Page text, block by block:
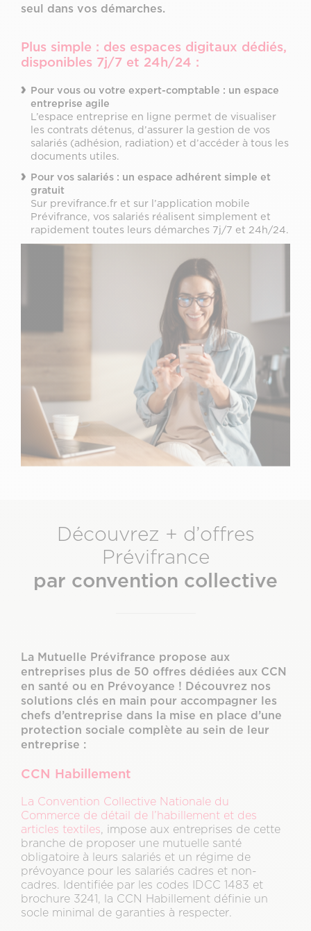
seul dans vos démarches.
Plus simple : des espaces digitaux dédiés,
disponibles 7j/7 et 24h/24 :
Pour vous ou votre expert-comptable : un espace
entreprise agile
L’espace entreprise en ligne permet de visualiser
les contrats détenus, d’assurer la gestion de vos
salariés (adhésion, radiation) et d’accéder à tous les
documents utiles.
Pour vos salariés : un espace adhérent simple et
gratuit
Sur previfrance.fr et sur l’application mobile
Prévifrance, vos salariés réalisent simplement et
rapidement toutes leurs démarches 7j/7 et 24h/24.
Découvrez + d’offres
Prévifrance
par convention collective
La Mutuelle Prévifrance propose aux
entreprises plus de 50 offres dédiées aux CCN
en santé ou en Prévoyance ! Découvrez nos
solutions clés en main pour accompagner les
chefs d’entreprise dans la mise en place d’une
protection sociale complète au sein de leur
entreprise :
CCN Habillement
La Convention Collective Nationale du
Commerce de détail de l’habillement et des
articles textiles , impose aux entreprises de cette
branche de proposer une mutuelle santé
obligatoire à leurs salariés et un régime de
prévoyance pour les salariés cadres et non-
cadres. Identifiée par les codes IDCC 1483 et
brochure 3241, la CCN Habillement définie un
socle minimal de garanties à respecter.